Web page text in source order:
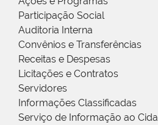
Participação Social
Auditoria Interna
Convênios e Transferências
Receitas e Despesas
Licitações e Contratos
Servidores
Informações Classificadas
Serviço de Informação ao